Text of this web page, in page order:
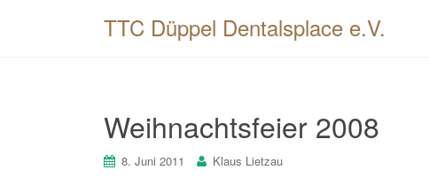
TTC Düppel Dentalsplace e.V.
Weihnachtsfeier 2008
8. Juni 2011 Klaus Lietzau